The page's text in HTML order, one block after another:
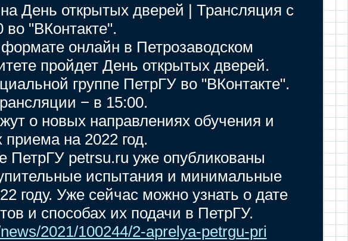
День открытых дверей | Трансляция с
во "ВКонтакте".
онлайн в Петрозаводском
пройдет День открытых дверей.
группе ПетрГУ во "ВКонтакте".
− в 15:00.
о новых направлениях обучения и
приема на 2022 год.
ПетрГУ petrsu.ru уже опубликованы
испытания и минимальные
году. Уже сейчас можно узнать о дате
и способах их подачи в ПетрГУ.
2021/100244/2-aprelya-petrgu-pri